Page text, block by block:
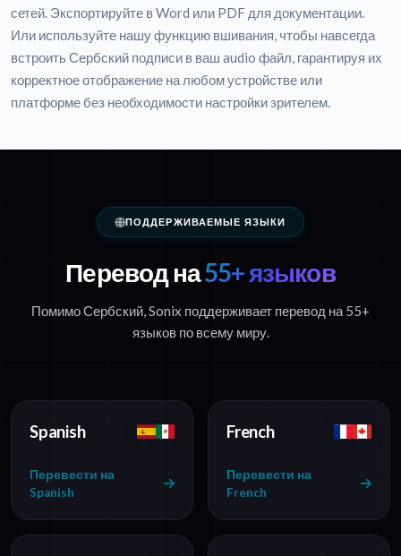
сетей. Экспортируйте в Word или PDF для документации.
Или используйте нашу функцию вшивания, чтобы навсегда
встроить Сербский подписи в ваш audio файл, гарантируя их
корректное отображение на любом устройстве или
платформе без необходимости настройки зрителем.
ПОДДЕРЖИВАЕМЫЕ ЯЗЫКИ
Перевод на55+ языков
Помимо Сербский, Sonix поддерживает перевод на 55+
языков по всему миру.
Spanish
Перевести на
Spanish
French
Перевести на
French